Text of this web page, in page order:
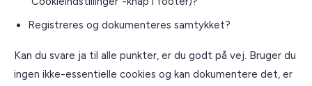
Registreres og dokumenteres samtykket?
Kan du svare ja til alle punkter, er du godt på vej. Bruger du
ingen ikke-essentielle cookies og kan dokumentere det, er